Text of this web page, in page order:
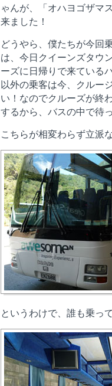
ゃんが、「オハヨゴザマ
来ました！
どうやら、僕たちが今回
は、今日クイーンズタウ
ーズに日帰りで来ている
以外の乗客は今、クルー
い！なのでクルーズが終
するから、バスの中で待
こちらが相変わらず立派
というわけで、誰も乗っ